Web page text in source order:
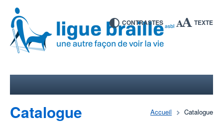
CONTRASTES TEXTE
Accueil Catalogue
Catalogue